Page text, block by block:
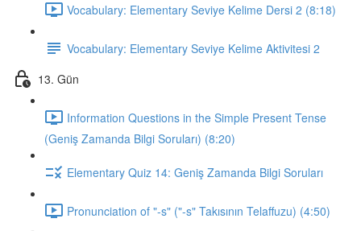
Vocabulary: Elementary Seviye Kelime Dersi 2 (8:18)
Vocabulary: Elementary Seviye Kelime Aktivitesi 2
13. Gün
Information Questions in the Simple Present Tense
(Geniş Zamanda Bilgi Soruları) (8:20)
Elementary Quiz 14: Geniş Zamanda Bilgi Soruları
Pronunciation of "-s" ("-s" Takısının Telaffuzu) (4:50)